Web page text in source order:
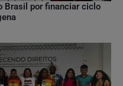
Brasil por financiar ciclo